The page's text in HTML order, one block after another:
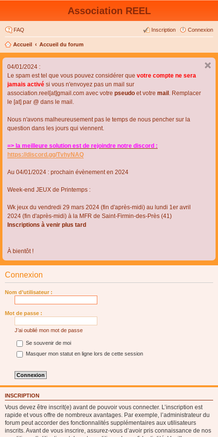
Association REEL
FAQ Connexion
Inscription
Accueil Accueil du forum
04/01/2024 :
Le spam est tel que vous pouvez considérer que votre compte ne sera
jamais activé si vous n'envoyez pas un mail sur
association.reel[at]gmail.com avec votre pseudo et votre mail . Remplacer
le [at] par @ dans le mail.
Nous n'avons malheureusement pas le temps de nous pencher sur la
question dans les jours qui viennent.
=> la meilleure solution est de rejoindre notre discord :
https://discord.gg/TvhyNAQ
Au 04/01/2024 : prochain évènement en 2024
Week-end JEUX de Printemps :
Wk jeux du vendredi 29 mars 2024 (fin d'après-midi) au lundi 1er avril
2024 (fin d'après-midi) à la MFR de Saint-Firmin-des-Près (41)
Inscriptions à venir plus tard
À bientôt !
Connexion
Nom d’utilisateur :
Mot de passe :
J’ai oublié mon mot de passe
Se souvenir de moi
Masquer mon statut en ligne lors de cette session
INSCRIPTION
Vous devez être inscrit(e) avant de pouvoir vous connecter. L’inscription est
rapide et vous offre de nombreux avantages. Par exemple, l’administrateur du
forum peut accorder des fonctionnalités supplémentaires aux utilisateurs
inscrits. Avant de vous inscrire, assurez-vous d’avoir pris connaissance de nos